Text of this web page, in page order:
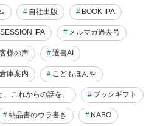
自社出版 BOOK IPA
IPA メルマガ過去号
様の声 選書AI
倉庫案内 こどもほんや
これからの話を。 ブックギフト
納品書のウラ書き NABO